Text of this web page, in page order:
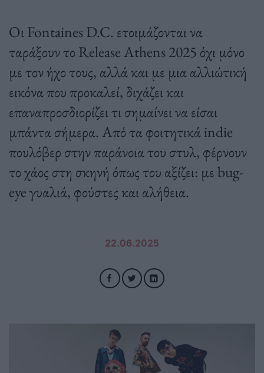
Οι Fontaines D.C. ετοιμάζονται να
ταράξουν το Release Athens 2025 όχι μόνο
με τον ήχο τους, αλλά και με μια αλλιώτική
εικόνα που προκαλεί, διχάζει και
επαναπροσδιορίζει τι σημαίνει να είσαι
μπάντα σήμερα. Από τα φοιτητικά indie
πουλόβερ στην παράνοια του στυλ, φέρνουν
το χάος στη σκηνή όπως του αξίζει: με bug-
eye γυαλιά, φούστες και αλήθεια.
22.06.2025